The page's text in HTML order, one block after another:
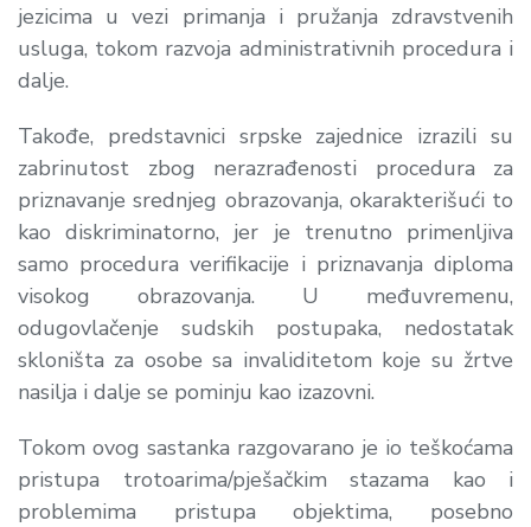
jezicima u vezi primanja i pružanja zdravstvenih
usluga, tokom razvoja administrativnih procedura i
dalje.
Takođe, predstavnici srpske zajednice izrazili su
zabrinutost zbog nerazrađenosti procedura za
priznavanje srednjeg obrazovanja, okarakterišući to
kao diskriminatorno, jer je trenutno primenljiva
samo procedura verifikacije i priznavanja diploma
visokog obrazovanja. U međuvremenu,
odugovlačenje sudskih postupaka, nedostatak
skloništa za osobe sa invaliditetom koje su žrtve
nasilja i dalje se pominju kao izazovni.
Tokom ovog sastanka razgovarano je io teškoćama
pristupa trotoarima/pješačkim stazama kao i
problemima pristupa objektima, posebno